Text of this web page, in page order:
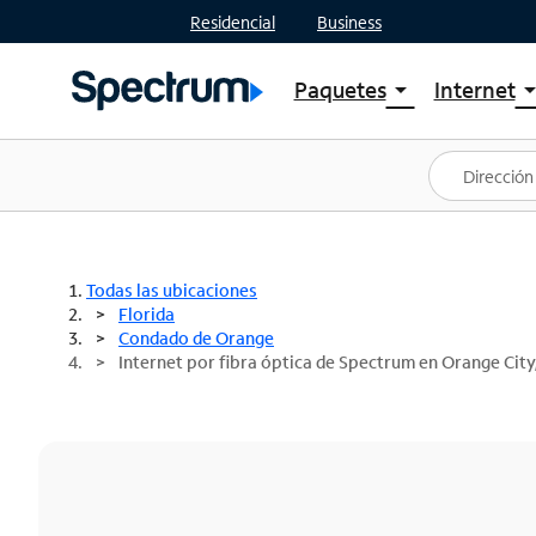
Residencial Business
Paquetesarrow_drop_down
Ver paquetes
Spectrum One
Mejores ofertas
Internetarrow_drop_down
Planes
Todas las ubicaciones
Florida
Condado de Orange
Internet por fibra óptica de Spectrum en Orange